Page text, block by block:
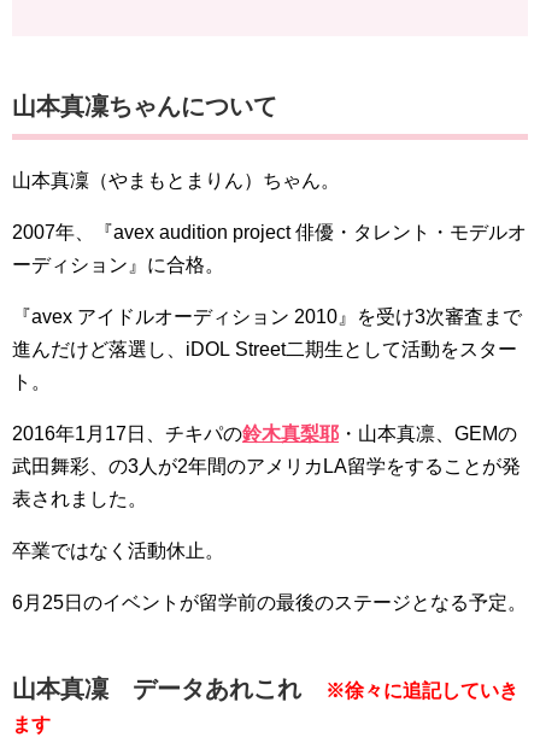
山本真凜ちゃんについて
山本真凜（やまもとまりん）ちゃん。
2007年、『avex audition project 俳優・タレント・モデルオ
ーディション』に合格。
『avex アイドルオーディション 2010』を受け3次審査まで
進んだけど落選し、iDOL Street二期生として活動をスター
ト。
2016年1月17日、チキパの鈴木真梨耶 ・山本真凛、GEMの
武田舞彩、の3人が2年間のアメリカLA留学をすることが発
表されました。
卒業ではなく活動休止。
6月25日のイベントが留学前の最後のステージとなる予定。
山本真凜 データあれこれ
※徐々に追記していき
ます